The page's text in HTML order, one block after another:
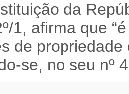
da
1, afirma que
de propriedade
se, no seu nº